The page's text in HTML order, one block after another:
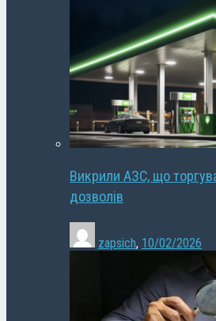
Викрили АЗС, що
дозволів
zapsich, 10/02/2026